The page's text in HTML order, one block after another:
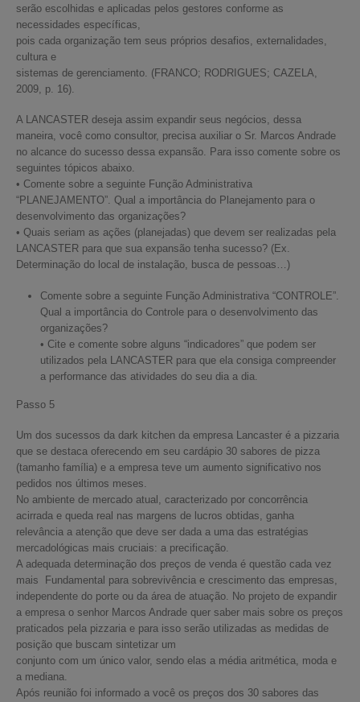
serão escolhidas e aplicadas pelos gestores conforme as
necessidades específicas,
pois cada organização tem seus próprios desafios, externalidades,
cultura e
sistemas de gerenciamento. (FRANCO; RODRIGUES; CAZELA,
2009, p. 16).
A LANCASTER deseja assim expandir seus negócios, dessa
maneira, você como consultor, precisa auxiliar o Sr. Marcos Andrade
no alcance do sucesso dessa expansão. Para isso comente sobre os
seguintes tópicos abaixo.
• Comente sobre a seguinte Função Administrativa
“PLANEJAMENTO”. Qual a importância do Planejamento para o
desenvolvimento das organizações?
• Quais seriam as ações (planejadas) que devem ser realizadas pela
LANCASTER para que sua expansão tenha sucesso? (Ex.
Determinação do local de instalação, busca de pessoas…)
Comente sobre a seguinte Função Administrativa “CONTROLE”.
Qual a importância do Controle para o desenvolvimento das
organizações?
• Cite e comente sobre alguns “indicadores” que podem ser
utilizados pela LANCASTER para que ela consiga compreender
a performance das atividades do seu dia a dia.
Passo 5
Um dos sucessos da dark kitchen da empresa Lancaster é a pizzaria
que se destaca oferecendo em seu cardápio 30 sabores de pizza
(tamanho família) e a empresa teve um aumento significativo nos
pedidos nos últimos meses.
No ambiente de mercado atual, caracterizado por concorrência
acirrada e queda real nas margens de lucros obtidas, ganha
relevância a atenção que deve ser dada a uma das estratégias
mercadológicas mais cruciais: a precificação.
A adequada determinação dos preços de venda é questão cada vez
mais Fundamental para sobrevivência e crescimento das empresas,
independente do porte ou da área de atuação. No projeto de expandir
a empresa o senhor Marcos Andrade quer saber mais sobre os preços
praticados pela pizzaria e para isso serão utilizadas as medidas de
posição que buscam sintetizar um
conjunto com um único valor, sendo elas a média aritmética, moda e
a mediana.
Após reunião foi informado a você os preços dos 30 sabores das